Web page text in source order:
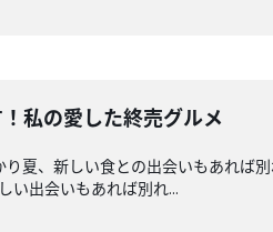
私の愛した終売グルメ
夏、新しい食との出会いもあれば
い出会いもあれば別れ...